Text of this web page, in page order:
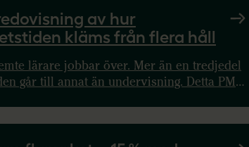
av hur
kläms från flera håll
lärare jobbar över. Mer än en tredjedel
går till annat än undervisning. Detta PM